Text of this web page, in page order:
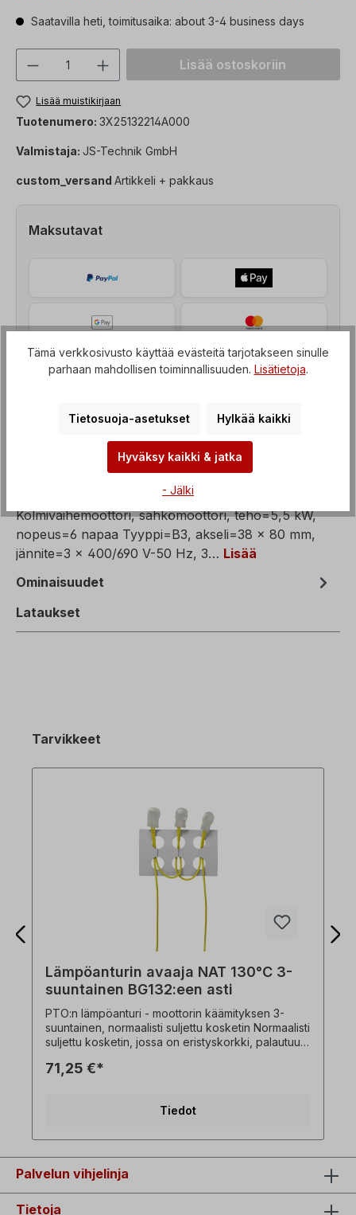
Saatavilla heti, toimitusaika: about 3-4 business days
Tuotteen määrä: Syötä haluttu arvo tai
Lisää ostoskoriin
Lisää muistikirjaan
Tuotenumero: 3X25132214A000
Valmistaja: JS-Technik GmbH
custom_versand Artikkeli + pakkaus
Maksutavat
Kolmivaihemoottori, sähkömoottori, teho=5,5 kW,
nopeus=6 napaa Tyyppi=B3, akseli=38 x 80 mm,
jännite=3 x 400/690 V-50 Hz, 3… Lisää
Ominaisuudet
Lataukset
Tarvikkeet
Lämpöanturin avaaja NAT 130°C 3-
suuntainen BG132:een asti
PTO:n lämpöanturi - moottorin käämityksen 3-
suuntainen, normaalisti suljettu kosketin Normaalisti
suljettu kosketin, jossa on eristyskorkki, palautuu
Kun tehtaalla asetettu nimellinen kytkentälämpötila
loppuasentoon ja aktivoi kytkentämekanismin.Kun
nollauslämpötilan (RST), kytkentämekanismi
hyppää takaisin vakaaseen alkuasentoonsa
osoitteessa. Vain lisämaksu! Ei voida tilata
erikseen.
71,25 €*
Tiedot
Palvelun vihjelinja
Tietoja
Tämä verkkosivusto käyttää evästeitä tarjotakseen sinulle
parhaan mahdollisen toiminnallisuuden. Lisätietoja.
Tietosuoja-asetukset Hylkää kaikki
Hyväksy kaikki & jatka
- Jälki